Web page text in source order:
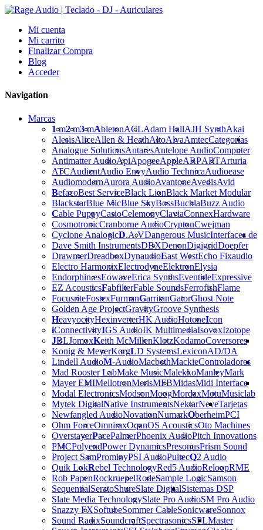
Mi cuenta
Mi carrito
Finalizar Compra
Blog
Acceder
Navigation
Marcas
1m2m3mAbletonACLAdam HallAJH SynthAkai
AlesisAliceAllen & HeathAltoAlvaAmtec
Analogue SolutionsAntaresAntelope Audio
Antimatter AudioApiApogeeAppleARPARTArturia
ATCAudientAudio EnvyAudio TechnicaAudioease
AudiomodernAurora AudioAvantoneAvedisAvid
BefacoBest ServiceBlack LionBlack Market Modular
BlackstarBlue MicBlue SkyBossBuchlaBuzz Audio
Cable PuppyCasioCelemonyClaviaConnex
CosmotronicCranborne AudioCryptonCwejman
Cyclone AnalogicD.A.VDangerous Music
Dave Smith InstrumentsDBXDenonDigigridDoepfer
DrawmerDreadboxDynaudioEast WestEcho Fix
Electro HarmonixElectrodyneElektronElysia
Endorphin.esEowaveErica SynthsEventideExpressive
EZ AcousticsFabfilterFable SoundsFerrofishFlame
FocusriteFostexFurmanGarritanGatorGhost Note
Golden Age ProjectGravityGroove Synthesis
HeavyocityHexinverterHK AudioHotoneIcon
iConnectivityIGS AudioIK MultimediaIsovoxIzotope
JBLJomoxKeith McMillenKlotzKodamo
Konig & MeyerKorgLD SystemsLexicon
Lindell AudioM-AudioMacbethMackie
Mad Rooster LabMake MusicMalekkoManleyMark
Mayer EMIMellotronMerisMFBMidas
Modal ElectronicsModsonMoogMordaxMotuMusiclab
Mytek DigitalNative InstrumentsNektarNeve
Newfangled AudioNovationNumarkOberheim
Ohm ForceOmniraxOqanOS AcousticsOto Machines
OverstayerPacePalmerPhoenix AudioPitch Innovations
PMCPolyendPower DynamicsPresonusPrism Sound
Project SamProminyPSI AudioPultecQ2 Audio
Quik LokRebel TechnologyRed5 AudioReloopRME
Rob PapenRockruepelRodeSample LogicSamson
SequentialSeratoShureSlate Digital
Slate Media TechnologySlate Pro AudioSM Pro Audio
Snazzy FXSoftubeSommer CableSonicwareSonnox
Sound RadixSoundcraftSpectrasonicsSPL
Categorías
Computer
Hardware
Interfaces de
audio
Coversores
AD/DA
Controladores
Midi Interface
Tarjetas
PCI
Sistemas DSP
Master